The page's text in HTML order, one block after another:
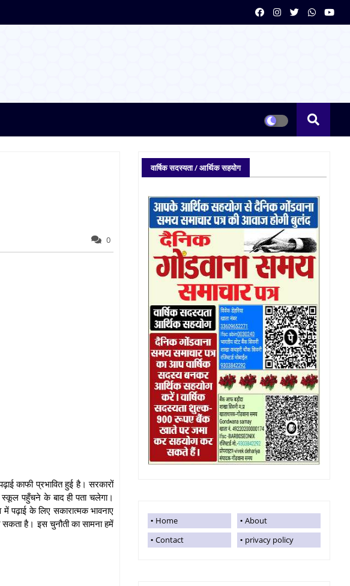
0
काफी प्रभावित हुई है। सरकारों
स्कूल पहुँचने के बाद ही पता चलेगा।
पढ़ाई के लिए सकारात्मक भावनाए
है। इस चुनौती का सामना हमें
वार्षिक सदस्यता / आर्थिक सहयोग
Home
About
Contact
privacy policy